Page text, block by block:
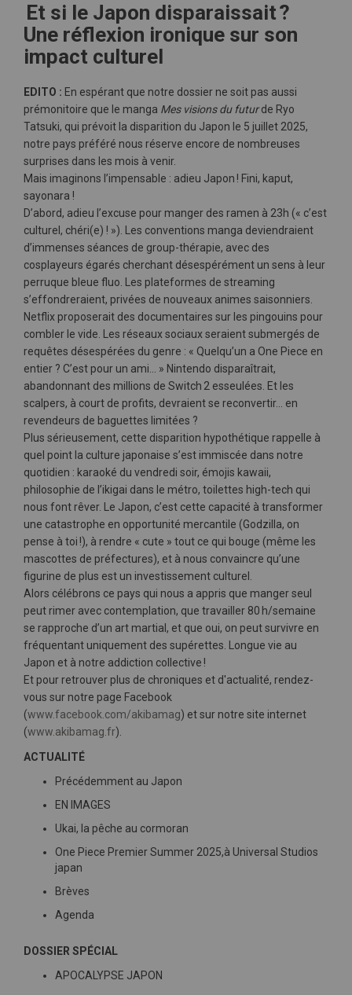
Et si le Japon disparaissait ?
Une réflexion ironique sur son
impact culturel
EDITO : En espérant que notre dossier ne soit pas aussi
prémonitoire que le manga Mes visions du futurde Ryo
Tatsuki, qui prévoit la disparition du Japon le 5 juillet 2025,
notre pays préféré nous réserve encore de nombreuses
surprises dans les mois à venir.
Mais imaginons l’impensable : adieu Japon ! Fini, kaput,
sayonara !
D’abord, adieu l’excuse pour manger des ramen à 23h (« c’est
culturel, chéri(e) ! »). Les conventions manga deviendraient
d’immenses séances de group-thérapie, avec des
cosplayeurs égarés cherchant désespérément un sens à leur
perruque bleue fluo. Les plateformes de streaming
s’effondreraient, privées de nouveaux animes saisonniers.
Netflix proposerait des documentaires sur les pingouins pour
combler le vide. Les réseaux sociaux seraient submergés de
requêtes désespérées du genre : « Quelqu’un a One Piece en
entier ? C’est pour un ami… » Nintendo disparaîtrait,
abandonnant des millions de Switch 2 esseulées. Et les
scalpers, à court de profits, devraient se reconvertir… en
revendeurs de baguettes limitées ?
Plus sérieusement, cette disparition hypothétique rappelle à
quel point la culture japonaise s’est immiscée dans notre
quotidien : karaoké du vendredi soir, émojis kawaii,
philosophie de l’ikigai dans le métro, toilettes high-tech qui
nous font rêver. Le Japon, c’est cette capacité à transformer
une catastrophe en opportunité mercantile (Godzilla, on
pense à toi !), à rendre « cute » tout ce qui bouge (même les
mascottes de préfectures), et à nous convaincre qu’une
figurine de plus est un investissement culturel.
Alors célébrons ce pays qui nous a appris que manger seul
peut rimer avec contemplation, que travailler 80 h/semaine
se rapproche d’un art martial, et que oui, on peut survivre en
fréquentant uniquement des supérettes. Longue vie au
Japon et à notre addiction collective !
Et pour retrouver plus de chroniques et d'actualité, rendez-
vous sur notre page Facebook
(www.facebook.com/akibamag) et sur notre site internet
(www.akibamag.fr).
ACTUALITÉ
Précédemment au Japon
EN IMAGES
Ukai, la pêche au cormoran
One Piece Premier Summer 2025,à Universal Studios
japan
Brèves
Agenda
DOSSIER SPÉCIAL
APOCALYPSE JAPON